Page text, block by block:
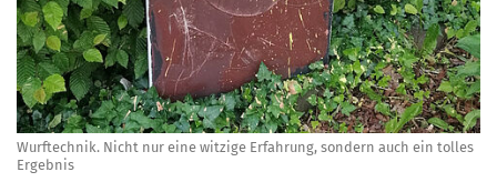
Wurftechnik. Nicht nur eine witzige Erfahrung, sondern auch ein tolles
Ergebnis